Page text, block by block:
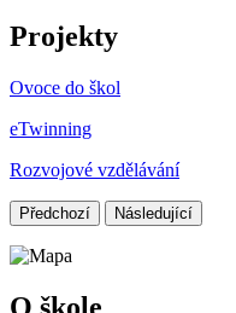
Projekty
Ovoce do škol
eTwinning
Rozvojové vzdělávání
Předchozí Následující